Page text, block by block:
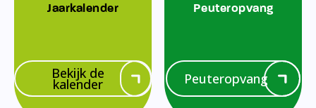
Jaarkalender
Bekijk de
kalender
Peuteropvang
Peuteropvang